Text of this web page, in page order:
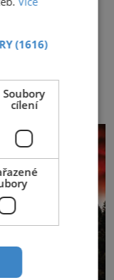
ji musím
být pro
Lucie
i
značka
(1616)
Soubory
cílení